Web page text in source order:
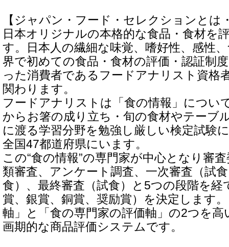
【ジャパン・フード・セレクションとは
日本オリジナルの本格的な食品・食材を
す。日本人の繊細な味覚、嗜好性、感性
界で初めての食品・食材の評価・認証制
った消費者であるフードアナリスト資格
関わります。
フードアナリストは「食の情報」につい
からお箸の成り立ち・旬の食材やテーブ
に渡る学習分野を勉強し厳しい検定試験
全国47都道府県にいます。
この“食の情報”の専門家が中心となり審
類審査、アンケート調査、一次審査（試
食）、最終審査（試食）と5つの段階を
賞、銀賞、銅賞、奨励賞）を決定します
軸」と「食の専門家の評価軸」の2つを
画期的な商品評価システムです。